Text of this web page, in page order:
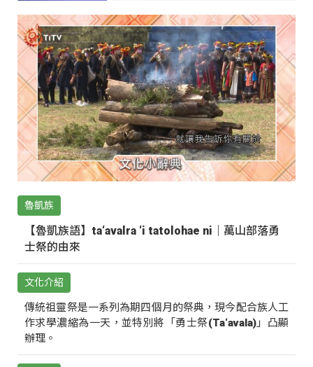
魯凱族
【魯凱族語】ta‘avalra ‘i tatolohae ni｜萬山部落勇
士祭的由來
文化介紹
傳統祖靈祭是一系列為期四個月的祭典，現今配合族人工
作求學濃縮為一天，並特別將「勇士祭(Ta‘avala)」凸顯
辦理。